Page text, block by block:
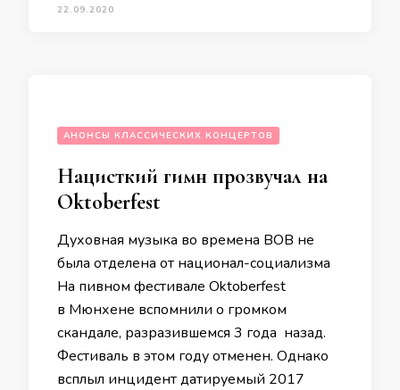
22.09.2020
АНОНСЫ КЛАССИЧЕСКИХ КОНЦЕРТОВ
Нацисткий гимн прозвучал на
Oktoberfest
Духовная музыка во времена ВОВ не
была отделена от национал-социализма
На пивном фестивале Oktoberfest
в Мюнхене вспомнили о громком
скандале, разразившемся 3 года назад.
Фестиваль в этом году отменен. Однако
всплыл инцидент датируемый 2017